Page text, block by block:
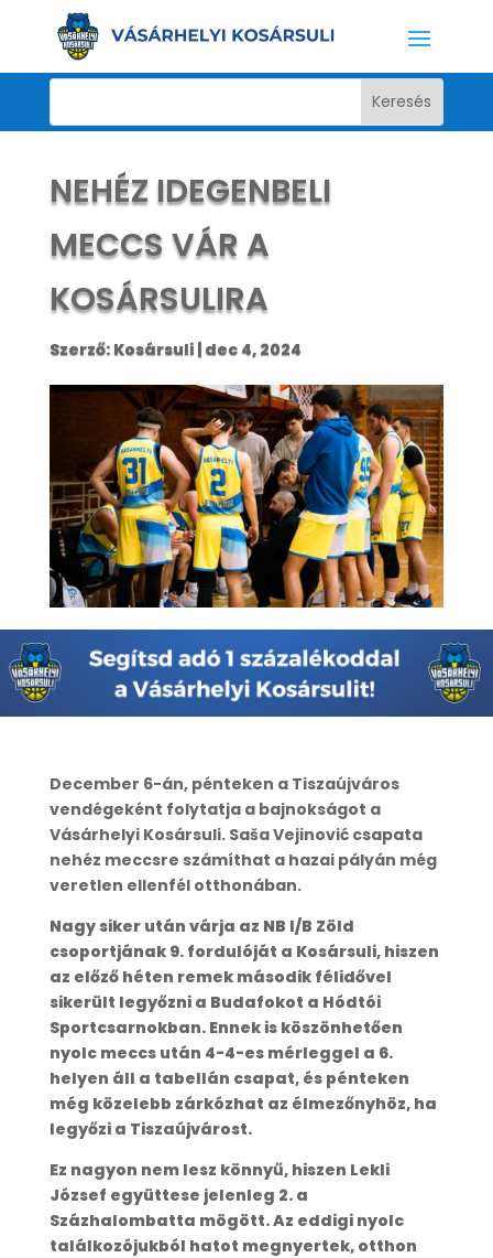
NEHÉZ IDEGENBELI
MECCS VÁR A
KOSÁRSULIRA
Szerző: Kosársuli| dec 4, 2024
December 6-án, pénteken a Tiszaújváros
vendégeként folytatja a bajnokságot a
Vásárhelyi Kosársuli. Saša Vejinović csapata
nehéz meccsre számíthat a hazai pályán még
veretlen ellenfél otthonában.
Nagy siker után várja az NB I/B Zöld
csoportjának 9. fordulóját a Kosársuli, hiszen
az előző héten remek második félidővel
sikerült legyőzni a Budafokot a Hódtói
Sportcsarnokban. Ennek is köszönhetően
nyolc meccs után 4-4-es mérleggel a 6.
helyen áll a tabellán csapat, és pénteken
még közelebb zárkózhat az élmezőnyhöz, ha
legyőzi a Tiszaújvárost.
Ez nagyon nem lesz könnyű, hiszen Lekli
József együttese jelenleg 2. a
Százhalombatta mögött. Az eddigi nyolc
találkozójukból hatot megnyertek, otthon